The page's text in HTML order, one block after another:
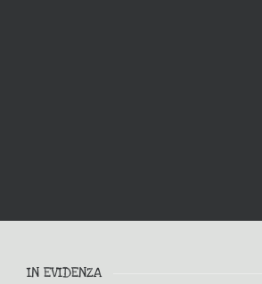
IN EVIDENZA